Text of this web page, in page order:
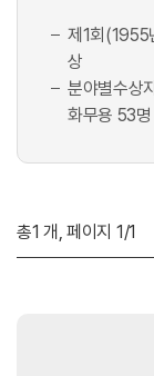
제1회
상
분야별수상
화무용 53명
총1 개, 페이지 1/1